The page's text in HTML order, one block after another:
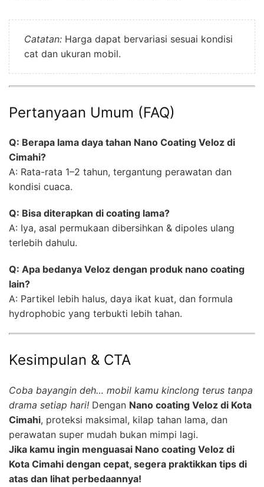
Catatan: Harga dapat bervariasi sesuai kondisi
cat dan ukuran mobil.
Pertanyaan Umum (FAQ)
Q: Berapa lama daya tahan Nano Coating Veloz di
Cimahi?
A: Rata-rata 1–2 tahun, tergantung perawatan dan
kondisi cuaca.
Q: Bisa diterapkan di coating lama?
A: Iya, asal permukaan dibersihkan & dipoles ulang
terlebih dahulu.
Q: Apa bedanya Veloz dengan produk nano coating
lain?
A: Partikel lebih halus, daya ikat kuat, dan formula
hydrophobic yang terbukti lebih tahan.
Kesimpulan & CTA
Coba bayangin deh… mobil kamu kinclong terus tanpa
drama setiap hari! Dengan Nano coating Veloz di Kota
Cimahi, proteksi maksimal, kilap tahan lama, dan
perawatan super mudah bukan mimpi lagi.
Jika kamu ingin menguasai Nano coating Veloz di
Kota Cimahi dengan cepat, segera praktikkan tips di
atas dan lihat perbedaannya!